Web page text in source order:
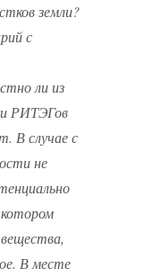
земли?
с
ли из
РИТЭГов
В случае с
не
В месте